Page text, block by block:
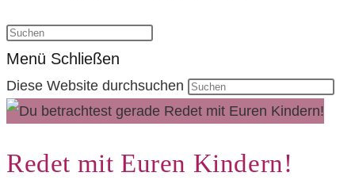
Menü Schließen
Diese Website durchsuchen
Redet mit Euren Kindern!